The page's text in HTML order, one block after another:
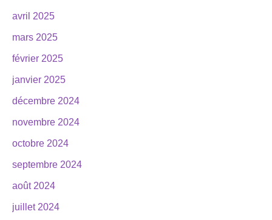
avril 2025
mars 2025
février 2025
janvier 2025
décembre 2024
novembre 2024
octobre 2024
septembre 2024
août 2024
juillet 2024